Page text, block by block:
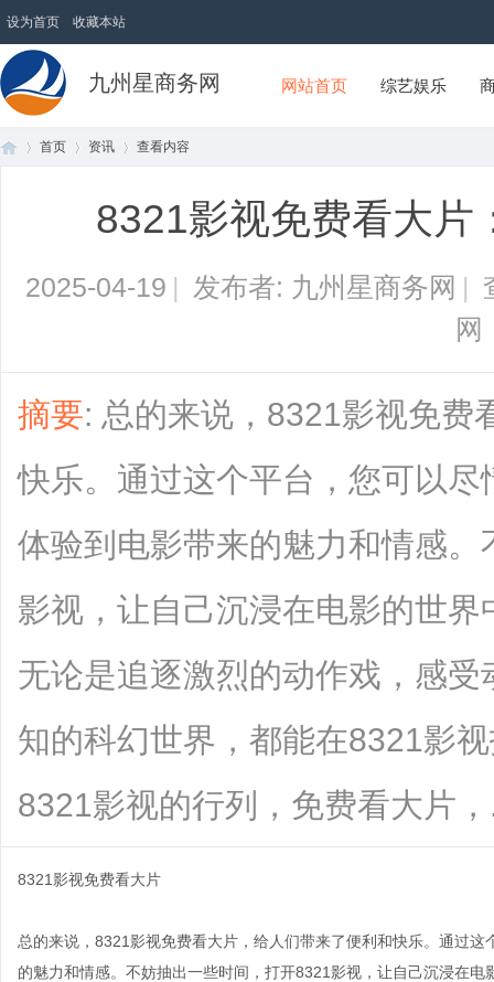
设为首页 收藏本站
九州星商务网 网站首页 综艺娱乐
首页 资讯 查看内容
8321影视免费看大片
2025-04-19 | 发布者: 九州星商务网 |
网
摘要: 总的来说，8321影视免费
快乐。通过这个平台，您可以
体验到电影带来的魅力和情感
影视，让自己沉浸在电影的世
无论是追逐激烈的动作戏，感
知的科幻世界，都能在8321影
8321影视的行列，免费看大片
8321影视免费看大片
总的来说，8321影视免费看大片，给人们带来了便利和快乐。通过
的魅力和情感。不妨抽出一些时间，打开8321影视，让自己沉浸在